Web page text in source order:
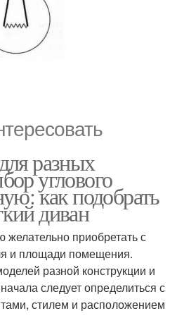
разных
углового
как подобрать
диван
желательно приобретать с
и площади помещения.
разной конструкции и
следует определиться с
стилем и расположением